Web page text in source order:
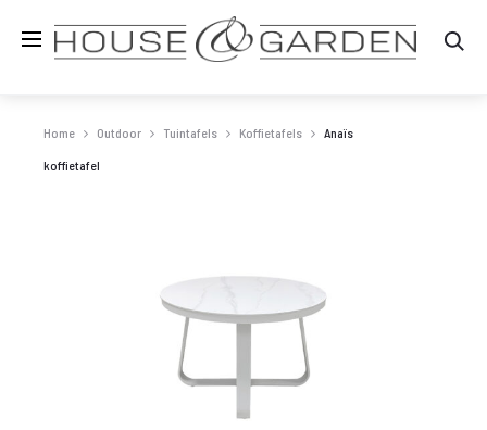
Home Outdoor Tuintafels Koffietafels Anaïs
koffietafel